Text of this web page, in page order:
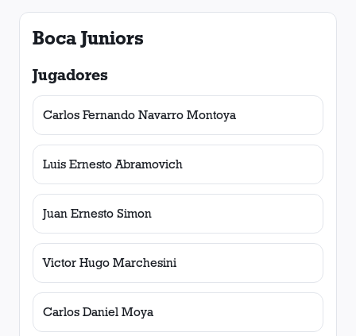
Boca Juniors
Jugadores
Carlos Fernando Navarro Montoya
Luis Ernesto Abramovich
Juan Ernesto Simon
Victor Hugo Marchesini
Carlos Daniel Moya